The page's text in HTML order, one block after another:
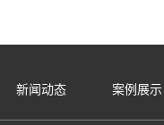
新闻动态 案例展示